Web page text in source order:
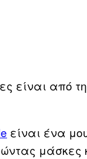
είναι από
είναι ένα
μάσκες